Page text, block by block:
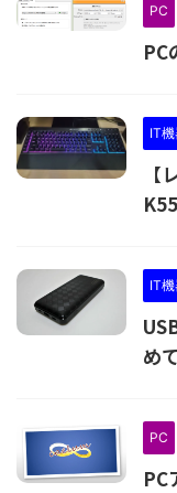
PC
PC
IT
IT
め
PC
PC